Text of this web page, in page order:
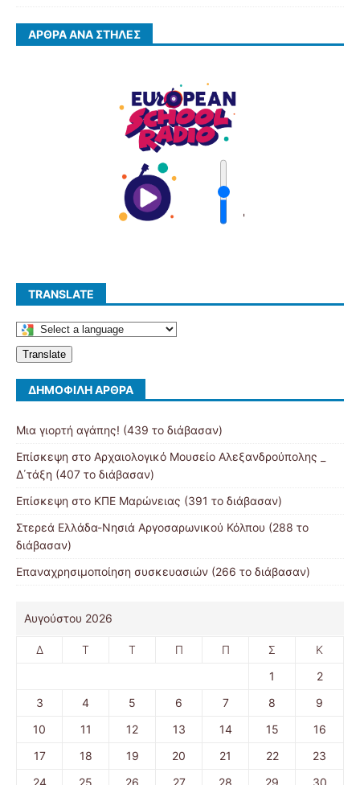
ΆΡΘΡΑ ΑΝΆ ΣΤΉΛΕΣ
'
TRANSLATE
Translate
ΔΗΜΟΦΙΛΉ ΆΡΘΡΑ
Μια γιορτή αγάπης! (439 το διάβασαν)
Επίσκεψη στο Αρχαιολογικό Μουσείο Αλεξανδρούπολης _
Δ΄τάξη (407 το διάβασαν)
Επίσκεψη στο ΚΠΕ Μαρώνειας (391 το διάβασαν)
Στερεά Ελλάδα-Νησιά Αργοσαρωνικού Κόλπου (288 το
διάβασαν)
Επαναχρησιμοποίηση συσκευασιών (266 το διάβασαν)
Αυγούστου 2026
Δ Τ Τ Π Π Σ
Κ
1
2
3
4 5 6 7 8
9
10
11 12 13 14 15
16
17
18 19 20 21 22
23